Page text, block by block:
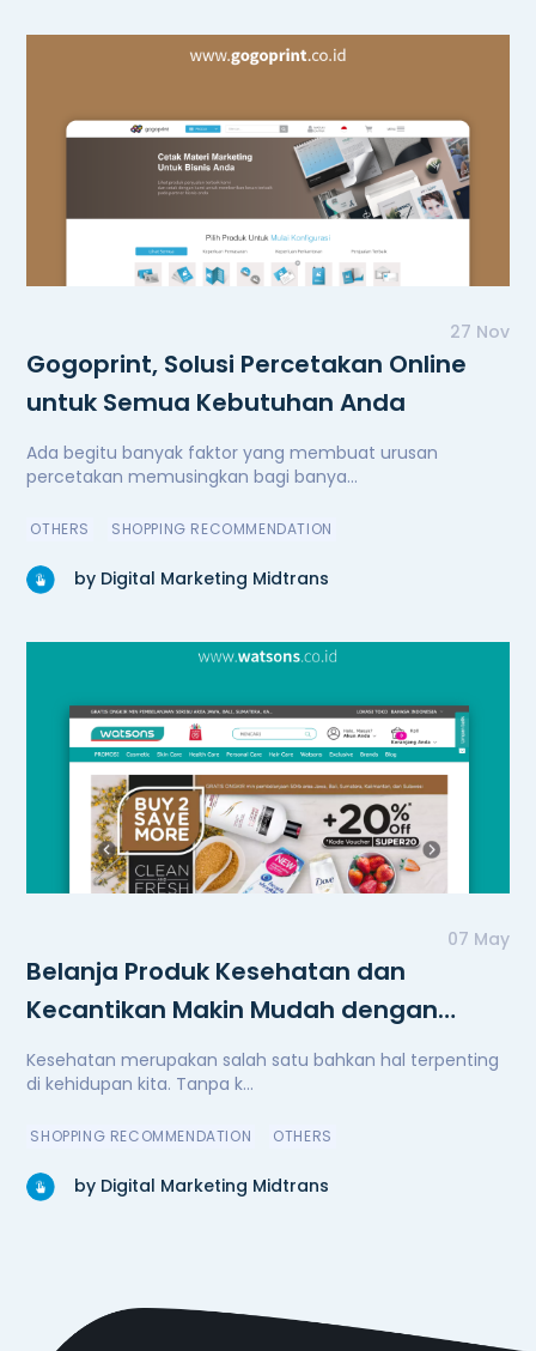
27 Nov
Gogoprint, Solusi Percetakan Online
untuk Semua Kebutuhan Anda
Ada begitu banyak faktor yang membuat urusan
percetakan memusingkan bagi banya...
OTHERS SHOPPING RECOMMENDATION
by Digital Marketing Midtrans
07 May
Belanja Produk Kesehatan dan
Kecantikan Makin Mudah dengan
Watsons
Kesehatan merupakan salah satu bahkan hal terpenting
di kehidupan kita. Tanpa k...
SHOPPING RECOMMENDATION OTHERS
by Digital Marketing Midtrans